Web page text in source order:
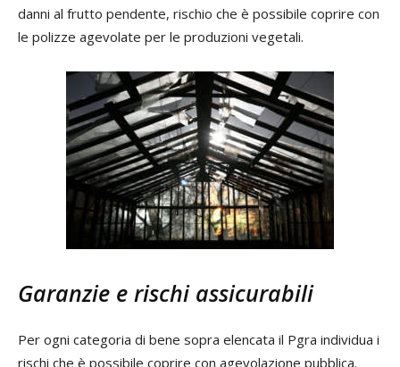
danni al frutto pendente, rischio che è possibile coprire con
le polizze agevolate per le produzioni vegetali.
Garanzie e rischi assicurabili
Per ogni categoria di bene sopra elencata il Pgra individua i
rischi che è possibile coprire con agevolazione pubblica.